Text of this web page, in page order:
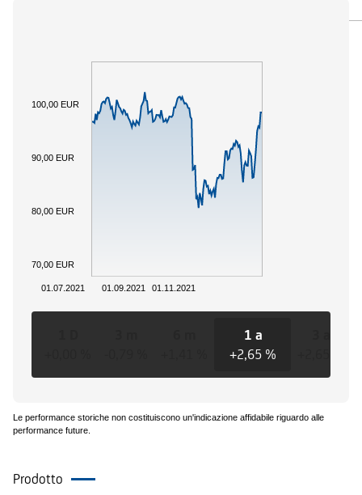
01.09.2021 01.11.2021
01.07.2021
70,00 EUR
80,00 EUR
90,00 EUR
100,00 EUR
1 a
+2,65 %
Le performance storiche non costituiscono un'indicazione affidabile riguardo alle
performance future.
Prodotto